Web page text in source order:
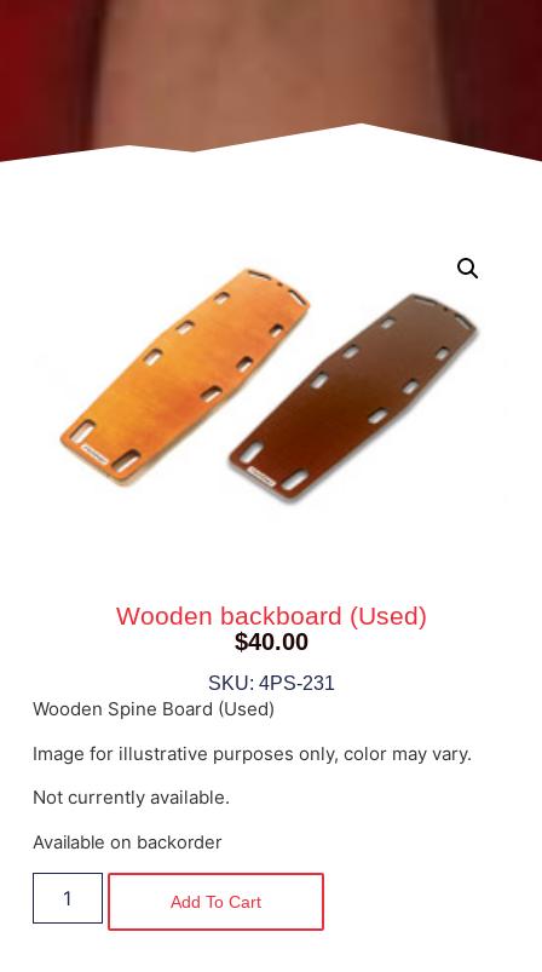
Wooden backboard (Used)
$40.00
SKU: 4PS-231
Wooden Spine Board (Used)
Image for illustrative purposes only, color may vary.
Not currently available.
Available on backorder
Add To Cart